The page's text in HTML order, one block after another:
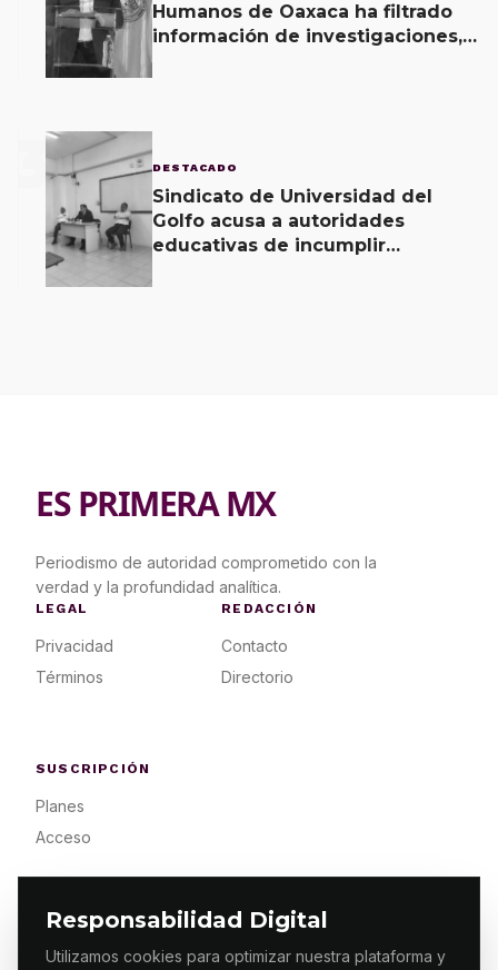
Responsabilidad Digital
Utilizamos cookies para optimizar nuestra plataforma y
Humanos de Oaxaca ha filtrado
información de investigaciones,
3 DESTACADO
Sindicato de Universidad del
Golfo acusa a autoridades
educativas de incumplir
ES PRIMERA MX
Periodismo de autoridad comprometido con la
verdad y la profundidad analítica.
LEGAL
Privacidad
Términos
REDACCIÓN
Contacto
Directorio
SUSCRIPCIÓN
Planes
Acceso